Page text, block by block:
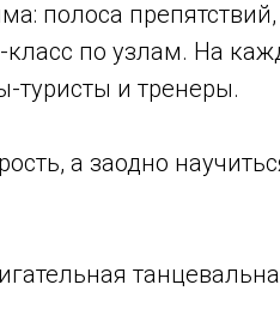
полоса препятствий,
по узлам. На
туристы и тренеры.
а заодно